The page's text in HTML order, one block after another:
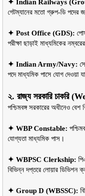
✦ Indian Railways
গেটম্যানের মতো গ্রুপ-ডি পদের
✦ Post Office (GDS):
পরীক্ষা ছাড়াই মাধ্যমিকের
✦ Indian Army/Navy:
পদে মাধ্যমিক পাসে যোগ দেওয়া
২. রাজ্য সরকারি চাকরি
পশ্চিমবঙ্গ সরকারের অধীনেও
✦ WBP Constable:
যোগ্যতা মাধ্যমিক পাস।
✦ WBPSC Clerkship:
বিভিন্ন দপ্তরে লোয়ার ডিভিশন
✦ Group D (WBSSC):